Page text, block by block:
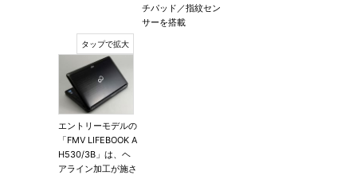
チパッド／指紋セン
サーを搭載
エントリーモデルの
「FMV LIFEBOOK A
H530/3B」は、ヘ
アライン加工が施さ